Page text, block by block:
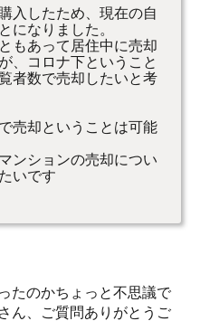
入したため、現在の自
になりました。
もあって居住中に売却
、コロナ下ということ
者数で売却したいと考
売却ということは可能
ンションの売却につい
いです
たのかちょっと不思議で
ん、ご質問ありがとうご